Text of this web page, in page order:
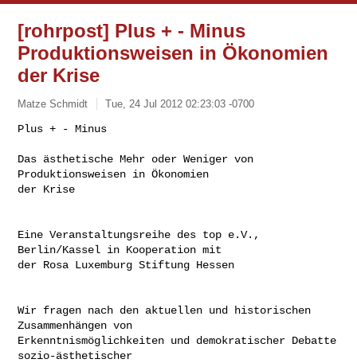
[rohrpost] Plus + - Minus
Produktionsweisen in Ökonomien
der Krise
Matze Schmidt Tue, 24 Jul 2012 02:23:03 -0700
Plus + - Minus
Das ästhetische Mehr oder Weniger von
Produktionsweisen in Ökonomien
der Krise
Eine Veranstaltungsreihe des top e.V.,
Berlin/Kassel in Kooperation mit
der Rosa Luxemburg Stiftung Hessen
Wir fragen nach den aktuellen und historischen
Zusammenhängen von
Erkenntnismöglichkeiten und demokratischer Debatte
sozio-ästhetischer